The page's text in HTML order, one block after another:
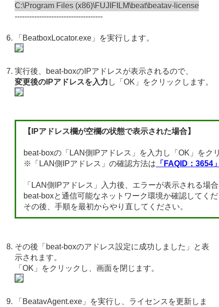
C:\Program Files (x86)\FUJIFILM\beat\beatav-license
------------------------------------
「BeatboxLocator.exe」を実行します。
実行後、beat-boxのIPアドレスが表示されるので、
変更後のIPアドレスを入力 し「OK」をクリックします。
【IPアドレス欄が空欄の状態で表示された場合】
beat-boxの「LAN側IPアドレス」を入力し「OK」をク
※「LAN側IPアドレス」の確認方法は 「FAQID：3654
「LAN側IPアドレス」入力後、エラーが表示される場
beat-boxと通信可能なネットワーク環境か確認してく
その後、手順を最初からやり直してください。
その後「beat-boxのアドレス設定に成功しました」と表
示されます。
「OK」をクリックし、画面を閉じます。
「BeatavAgent.exe」を実行し、ライセンスを更新しま